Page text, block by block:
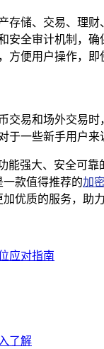
存储、交易、理
安全审计机制，
方便用户操作，
交易和场外交易
于一些新手用户来
能强大、安全可
款值得推荐的加
优质的服务，助
应对指南
了解